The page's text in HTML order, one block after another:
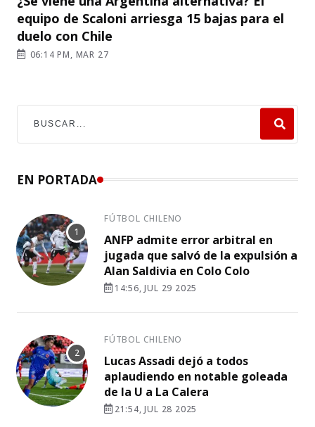
equipo de Scaloni arriesga 15 bajas para el
duelo con Chile
06:14 PM, MAR 27
EN PORTADA
FÚTBOL CHILENO
ANFP admite error arbitral en
jugada que salvó de la expulsión a
Alan Saldivia en Colo Colo
14:56, JUL 29 2025
FÚTBOL CHILENO
Lucas Assadi dejó a todos
aplaudiendo en notable goleada
de la U a La Calera
21:54, JUL 28 2025